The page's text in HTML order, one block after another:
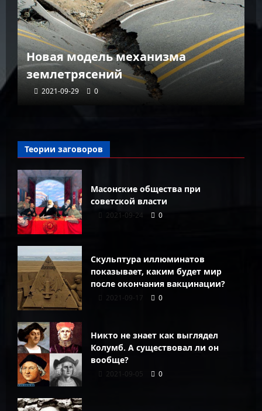
Новая модель механизма
землетрясений
2021-09-29 0
Теории заговоров
Масонские общества при
советской власти
2021-09-24 0
Скульптура иллюминатов
показывает, каким будет мир
после окончания вакцинации?
2021-09-17 0
Никто не знает как выглядел
Колумб. А существовал ли он
вообще?
2021-09-05 0